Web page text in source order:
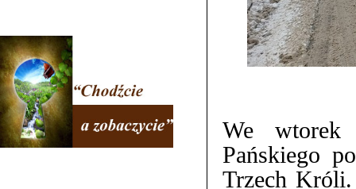
We wtorek
Pańskiego
Trzech Króli.